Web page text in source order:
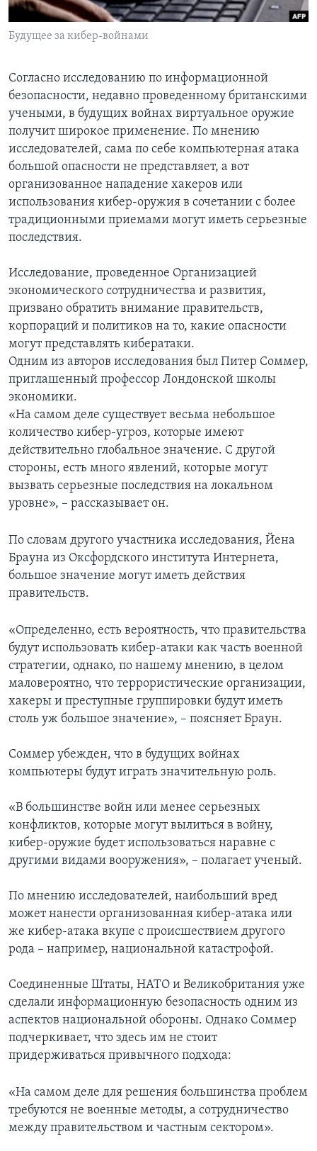
Learning English
Языки
Будущее за кибер-войнами
Согласно исследованию по информационной
безопасности, недавно проведенному британскими
учеными, в будущих войнах виртуальное оружие
получит широкое применение. По мнению
исследователей, сама по себе компьютерная атака
большой опасности не представляет, а вот
организованное нападение хакеров или
использования кибер-оружия в сочетании с более
традиционными приемами могут иметь серьезные
последствия.
Исследование, проведенное Организацией
экономического сотрудничества и развития,
призвано обратить внимание правительств,
корпораций и политиков на то, какие опасности
могут представлять кибератаки.
Одним из авторов исследования был Питер Соммер,
приглашенный профессор Лондонской школы
экономики.
«На самом деле существует весьма небольшое
количество кибер-угроз, которые имеют
действительно глобальное значение. С другой
стороны, есть много явлений, которые могут
вызвать серьезные последствия на локальном
уровне», – рассказывает он.
По словам другого участника исследования, Йена
Брауна из Оксфордского института Интернета,
большое значение могут иметь действия
правительств.
«Определенно, есть вероятность, что правительства
будут использовать кибер-атаки как часть военной
стратегии, однако, по нашему мнению, в целом
маловероятно, что террористические организации,
хакеры и преступные группировки будут иметь
столь уж большое значение», – поясняет Браун.
Соммер убежден, что в будущих войнах
компьютеры будут играть значительную роль.
«В большинстве войн или менее серьезных
конфликтов, которые могут вылиться в войну,
кибер-оружие будет использоваться наравне с
другими видами вооружения», – полагает ученый.
По мнению исследователей, наибольший вред
может нанести организованная кибер-атака или
же кибер-атака вкупе с происшествием другого
рода – например, национальной катастрофой.
Соединенные Штаты, НАТО и Великобритания уже
сделали информационную безопасность одним из
аспектов национальной обороны. Однако Соммер
подчеркивает, что здесь им не стоит
придерживаться привычного подхода:
«На самом деле для решения большинства проблем
требуются не военные методы, а сотрудничество
между правительством и частным сектором».